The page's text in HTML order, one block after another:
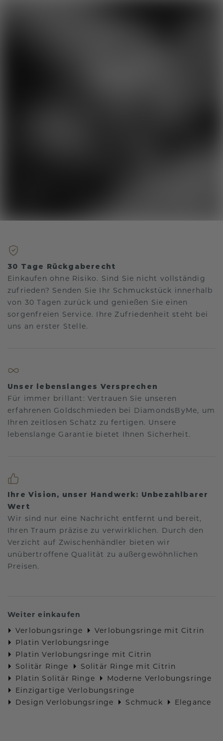
30 Tage Rückgaberecht
Einkaufen ohne Risiko. Sind Sie nicht vollständig
zufrieden? Senden Sie Ihr Schmuckstück innerhalb
von 30 Tagen zurück und genießen Sie einen
sorgenfreien Service. Ihre Zufriedenheit steht bei
uns an erster Stelle.
Unser lebenslanges Versprechen
Für immer brillant: Vertrauen Sie unseren
erfahrenen Goldschmieden bei DiamondsByMe, um
Ihren zeitlosen Schatz zu fertigen. Unsere
lebenslange Garantie bietet Ihnen Sicherheit.
Ihre Vision, unser Handwerk: Unbezahlbarer
Wert
Wir sind nur eine Nachricht entfernt und bereit,
Ihren Traum präzise zu verwirklichen. Durch den
Verzicht auf Zwischenhändler bieten wir
unübertroffene Qualität zu außergewöhnlichen
Preisen.
Weiter einkaufen
Verlobungsringe
Verlobungsringe mit Citrin
Platin Verlobungsringe
Platin Verlobungsringe mit Citrin
Solitär Ringe
Solitär Ringe mit Citrin
Platin Solitär Ringe
Moderne Verlobungsringe
Einzigartige Verlobungsringe
Design Verlobungsringe
Schmuck Elegance